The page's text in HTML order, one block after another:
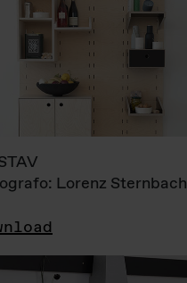
Lorenz Sternbach